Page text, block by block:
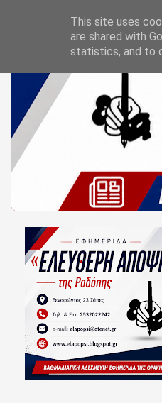
This site uses
are shared with
statistics, and to